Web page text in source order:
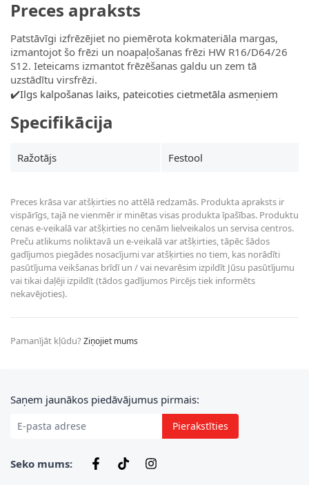
Preces apraksts
Patstāvīgi izfrēzējiet no piemērota kokmateriāla margas,
izmantojot šo frēzi un noapaļošanas frēzi HW R16/D64/26
S12. Ieteicams izmantot frēzēšanas galdu un zem tā
uzstādītu virsfrēzi.
✔️Ilgs kalpošanas laiks, pateicoties cietmetāla asmeņiem
Specifikācija
Ražotājs Festool
Preces krāsa var atšķirties no attēlā redzamās. Produkta apraksts ir
vispārīgs, tajā ne vienmēr ir minētas visas produkta īpašības. Produktu
cenas e-veikalā var atšķirties no cenām lielveikalos un servisa centros.
Preču atlikums noliktavā un e-veikalā var atšķirties, tāpēc šādos
gadījumos piegādes nosacījumi var atšķirties no tiem, kas norādīti
pasūtījuma veikšanas brīdī un / vai nevarēsim izpildīt Jūsu pasūtījumu
vai tikai daļēji izpildīt (tādos gadījumos Pircējs tiek informēts
nekavējoties).
Pamanījāt kļūdu?Ziņojiet mums
E-pasta adrese
Saņem jaunākos piedāvājumus pirmais:
Pierakstīties
Seko mums: